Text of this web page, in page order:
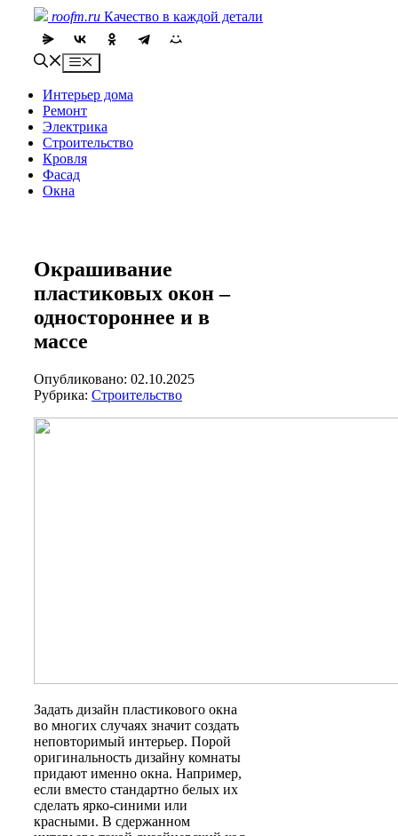
content
roofm.ru Качество в каждой детали
Menu
Интерьер дома
Ремонт
Электрика
Строительство
Кровля
Фасад
Окна
Окрашивание
пластиковых окон –
одностороннее и в
массе
Опубликовано: 02.10.2025
Рубрика: Строительство
Задать дизайн пластикового окна
во многих случаях значит создать
неповторимый интерьер. Порой
оригинальность дизайну комнаты
придают именно окна. Например,
если вместо стандартно белых их
сделать ярко-синими или
красными. В сдержанном